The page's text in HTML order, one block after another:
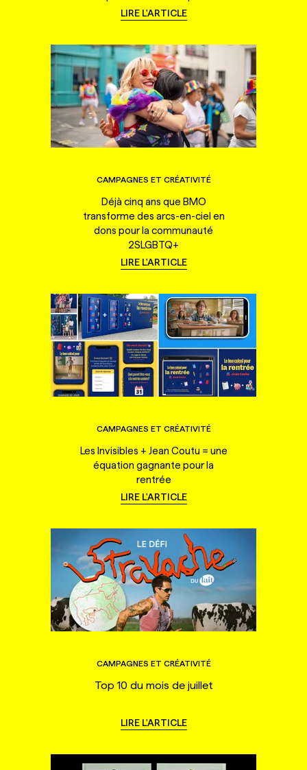
LIRE L'ARTICLE
CAMPAGNES ET CRÉATIVITÉ
Déjà cinq ans que BMO
transforme des arcs-en-ciel en
dons pour la communauté
2SLGBTQ+
LIRE L'ARTICLE
CAMPAGNES ET CRÉATIVITÉ
Les Invisibles + Jean Coutu = une
équation gagnante pour la
rentrée
LIRE L'ARTICLE
CAMPAGNES ET CRÉATIVITÉ
Top 10 du mois de juillet
LIRE L'ARTICLE